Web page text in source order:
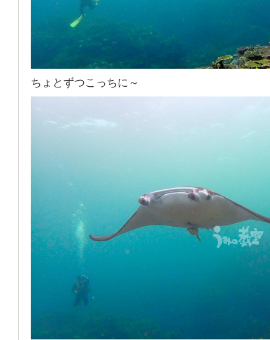
ちょとずつこっちに～